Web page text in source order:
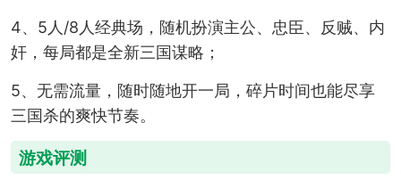
4、5人/8人经典场，随机扮演主公、忠臣、反贼、内
奸，每局都是全新三国谋略；
5、无需流量，随时随地开一局，碎片时间也能尽享
三国杀的爽快节奏。
游戏评测